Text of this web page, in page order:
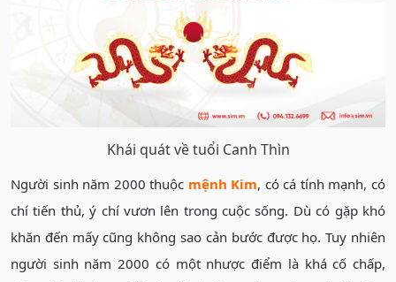
Khái quát về tuổi Canh Thìn
Người sinh năm 2000 thuộc mệnh Kim, có cá tính mạnh, có
chí tiến thủ, ý chí vươn lên trong cuộc sống. Dù có gặp khó
khăn đến mấy cũng không sao cản bước được họ. Tuy nhiên
người sinh năm 2000 có một nhược điểm là khá cố chấp,